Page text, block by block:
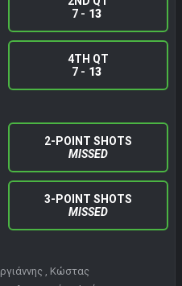
7 - 13
4TH QT
7 - 13
2-POINT SHOTS
MISSED
3-POINT SHOTS
MISSED
, Κώστας